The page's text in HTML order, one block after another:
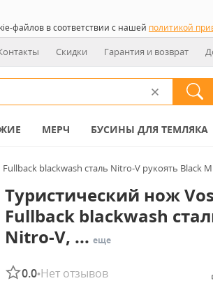
файлов в соответствии с нашей политикой
Скидки Гарантия и возврат
МЕРЧ БУСИНЫ ДЛЯ ТЕМЛЯКА
blackwash сталь Nitro-V рукоять Black
Туристический нож
Fullback blackwash
Nitro-V, ... еще
0.0•Нет отзывов